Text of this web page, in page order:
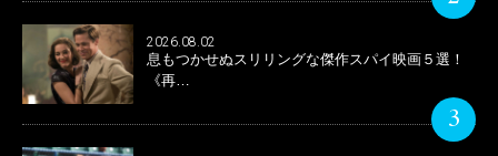
2026.08.02
息もつかせぬスリリングな傑作スパイ映画５選！
《再…
3